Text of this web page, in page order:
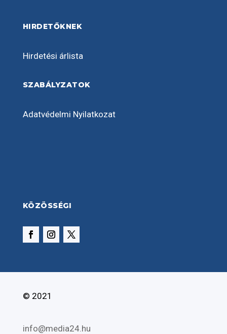
HIRDETŐKNEK
Hirdetési árlista
SZABÁLYZATOK
Adatvédelmi Nyilatkozat
KÖZÖSSÉGI
© 2021
info@media24.hu